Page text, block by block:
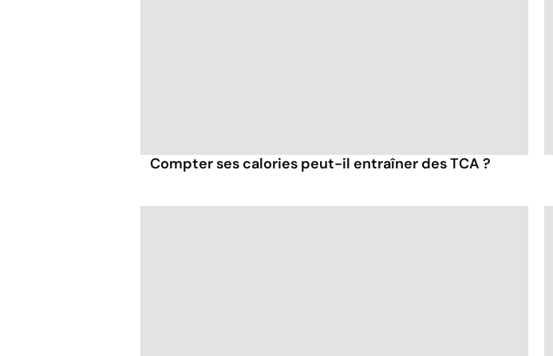
Compter ses calories peut-il entraîner des TCA ?